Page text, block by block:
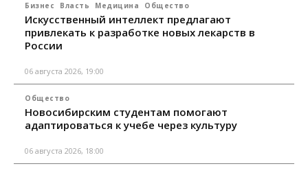
Бизнес Власть Медицина Общество
Искусственный интеллект предлагают
привлекать к разработке новых лекарств в
России
06 августа 2026, 19:00
Общество
Новосибирским студентам помогают
адаптироваться к учебе через культуру
06 августа 2026, 18:00